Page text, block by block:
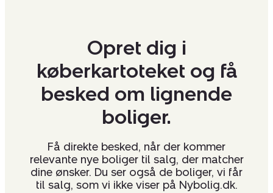
Opret dig i
køberkartoteket og få
besked om lignende
boliger.
Få direkte besked, når der kommer
relevante nye boliger til salg, der matcher
dine ønsker. Du ser også de boliger, vi får
til salg, som vi ikke viser på Nybolig.dk.